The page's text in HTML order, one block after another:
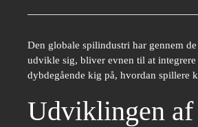
Den globale spilindustri har gennem
udvikle sig, bliver evnen til at
dybdegående kig på, hvordan spillere
Udviklingen